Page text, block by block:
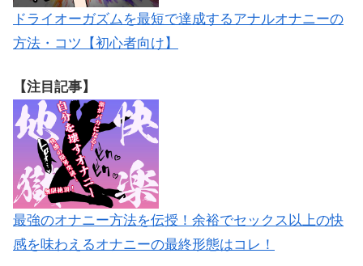
ドライオーガズムを最短で達成するアナルオナニーの
方法・コツ【初心者向け】
【注目記事】
最強のオナニー方法を伝授！余裕でセックス以上の快
感を味わえるオナニーの最終形態はコレ！